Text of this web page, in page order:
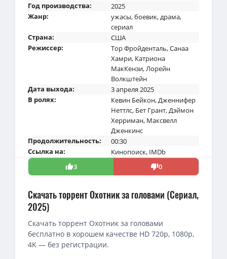
Год производства:
2025
Жанр:
ужасы,боевик,драма,
сериал
Страна:
США
Режиссер:
Тор Фройденталь,Санаа
Хамри, Катриона
МакКензи,Лорейн
Волкштейн
Дата выхода:
3 апреля 2025
В ролях:
Кевин Бейкон,Дженнифер
Неттлс, Бет Грант,Дэймон
Херриман, Максвелл
Дженкинс
Продолжительность:
00:30
Ссылка на:
Кинопоиск, IMDb
3
0
Скачать торрент Охотник за головами (Сериал,
2025)
Скачать торрент Охотник за головами
бесплатно в хорошем качестве HD 720p, 1080p,
4K — без регистрации.